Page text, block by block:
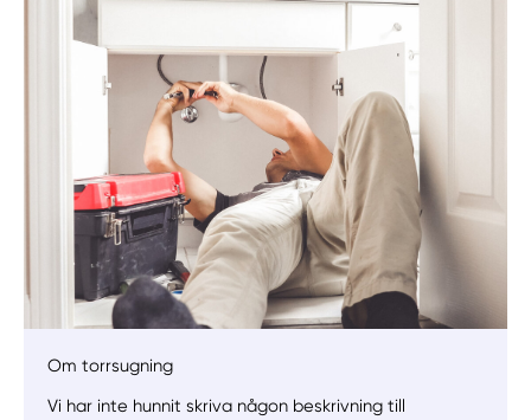
Om torrsugning
Vi har inte hunnit skriva någon beskrivning till